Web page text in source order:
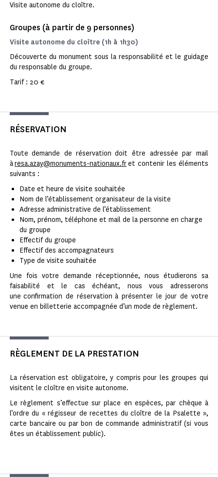
Visite autonome du cloître.
Groupes (à partir de 9 personnes)
Visite autonome du cloître (1h à 1h30)
Découverte du monument sous la responsabilité et le guidage
du responsable du groupe.
Tarif : 20 €
RÉSERVATION
Toute demande de réservation doit être adressée par mail
àresa.azay@monuments-nationaux.fret contenir les éléments
suivants :
Date et heure de visite souhaitée
Nom de l’établissement organisateur de la visite
Adresse administrative de l’établissement
Nom, prénom, téléphone et mail de la personne en charge
du groupe
Effectif du groupe
Effectif des accompagnateurs
Type de visite souhaitée
Une fois votre demande réceptionnée, nous étudierons sa
faisabilité et le cas échéant, nous vous adresserons
une confirmation de réservation à présenter le jour de votre
venue en billetterie accompagnée d’un mode de règlement.
RÈGLEMENT DE LA PRESTATION
La réservation est obligatoire, y compris pour les groupes qui
visitent le cloître en visite autonome.
Le règlement s’effectue sur place en espèces, par chèque à
l’ordre du « régisseur de recettes du cloître de la Psalette »,
carte bancaire ou par bon de commande administratif (si vous
êtes un établissement public).